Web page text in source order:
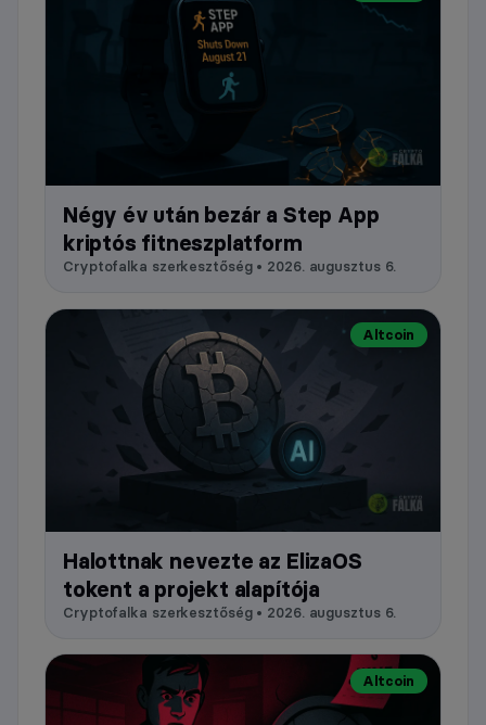
Négy év után bezár a Step App
kriptós fitneszplatform
Cryptofalka szerkesztőség • 2026. augusztus 6.
Altcoin
Halottnak nevezte az ElizaOS
tokent a projekt alapítója
Cryptofalka szerkesztőség • 2026. augusztus 6.
Altcoin